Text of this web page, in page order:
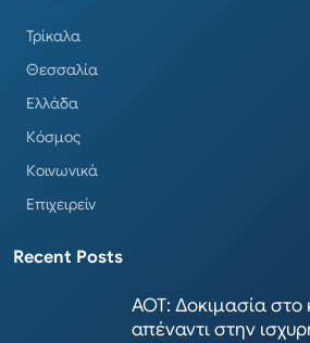
Τρίκαλα
Θεσσαλία
Ελλάδα
Κόσμος
Κοινωνικά
Επιχειρείν
Recent Posts
ΑΟΤ: Δοκιμασία στο
απέναντι στην